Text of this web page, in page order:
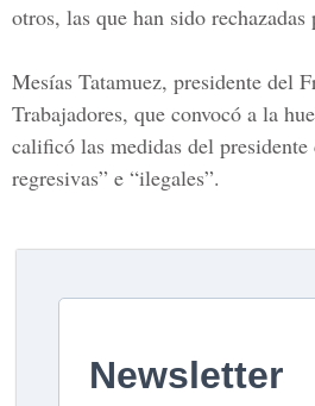
otros, las que han sido
Mesías Tatamuez, presidente del
Trabajadores, que convocó a la
calificó las medidas del presidente
regresivas” e “ilegales”.